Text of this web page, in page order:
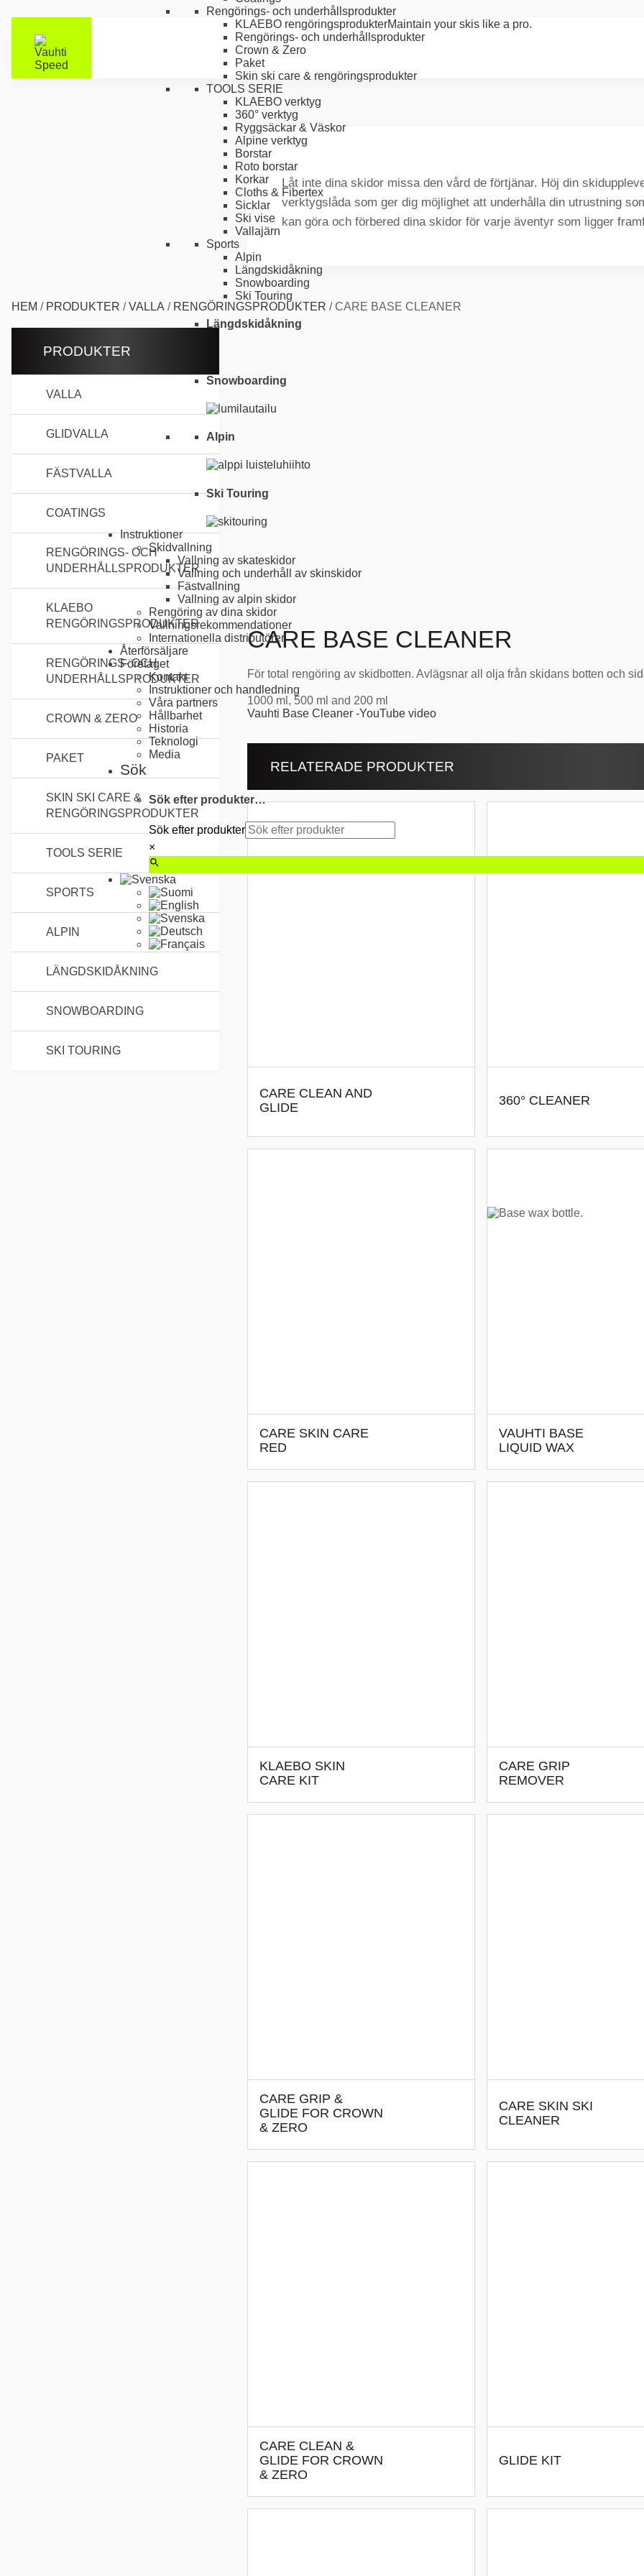
Rengörings- och underhållsprodukter
KLAEBO rengöringsprodukterMaintain your skis like a pro.
Rengörings- och underhållsprodukter
Crown & Zero
Paket
Skin ski care & rengöringsprodukter
TOOLS SERIE
KLAEBO verktyg
360° verktyg
Ryggsäckar & Väskor
Alpine verktyg
Borstar
Roto borstar
Korkar
Cloths & Fibertex
Sicklar
Ski vise
Vallajärn
Sports
Alpin
Längdskidåkning
Snowboarding
Ski Touring
Längdskidåkning
Snowboarding
Alpin
Ski Touring
Instruktioner
Skidvallning
Vallning av skateskidor
Vallning och underhåll av skinskidor
Fästvallning
Vallning av alpin skidor
Rengöring av dina skidor
Vallnings­rekommendationer
Internationella distributörer
Återförsäljare
Företaget
Kontakt
Instruktioner och handledning
Våra partners
Hållbarhet
Historia
Teknologi
Media
Sök
Sök efter produkter…
Sök efter produkter
×
Låt inte dina skidor missa den vård de förtjänar. Höj din
verktygslåda som ger dig möjlighet att underhålla din utrustning
kan göra och förbered dina skidor för varje äventyr som ligger
HEM / PRODUKTER /VALLA / RENGÖRINGSPRODUKTER /CARE BASE CLEANER
PRODUKTER
VALLA
GLIDVALLA
FÄSTVALLA
COATINGS
RENGÖRINGS- OCH
UNDERHÅLLSPRODUKTER
KLAEBO
RENGÖRINGSPRODUKTER
RENGÖRINGS- OCH
UNDERHÅLLSPRODUKTER
CROWN & ZERO
PAKET
SKIN SKI CARE &
RENGÖRINGSPRODUKTER
TOOLS SERIE
SPORTS
ALPIN
LÄNGDSKIDÅKNING
SNOWBOARDING
SKI TOURING
CARE BASE CLEANER
För total rengöring av skidbotten. Avlägsnar all olja från skidans botten och
1000 ml, 500 ml and 200 ml
Vauhti Base Cleaner -YouTube video
RELATERADE PRODUKTER
CARE CLEAN AND
GLIDE
360° CLEANER
CARE SKIN CARE
RED
VAUHTI BASE
LIQUID WAX
KLAEBO SKIN
CARE KIT
CARE GRIP
REMOVER
CARE GRIP &
GLIDE FOR CROWN
& ZERO
CARE SKIN SKI
CLEANER
CARE CLEAN &
GLIDE FOR CROWN
& ZERO
GLIDE KIT